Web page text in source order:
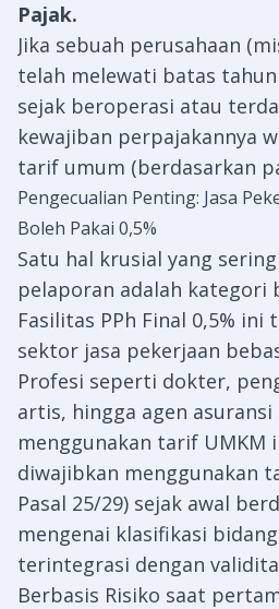
Pajak.
Jika sebuah perusahaan
telah melewati batas
sejak beroperasi atau
kewajiban perpajakannya
tarif umum (berdasarkan
Pengecualian Penting: Jasa
Boleh Pakai 0,5%
Satu hal krusial yang
pelaporan adalah kategori
Fasilitas PPh Final 0,5%
sektor jasa pekerjaan
Profesi seperti dokter,
artis, hingga agen
menggunakan tarif UMKM
diwajibkan menggunakan
Pasal 25/29) sejak awal
mengenai klasifikasi
terintegrasi dengan
Berbasis Risiko saat